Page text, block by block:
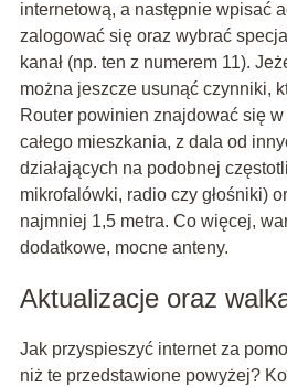
internetową, a następnie wpisać
zalogować się oraz wybrać
kanał (np. ten z numerem 11).
można jeszcze usunąć czynniki,
Router powinien znajdować się
całego mieszkania, z dala od
działających na podobnej
mikrofalówki, radio czy głośniki)
najmniej 1,5 metra. Co więcej,
dodatkowe, mocne anteny.
Aktualizacje oraz
Jak przyspieszyć internet za
niż te przedstawione powyżej?